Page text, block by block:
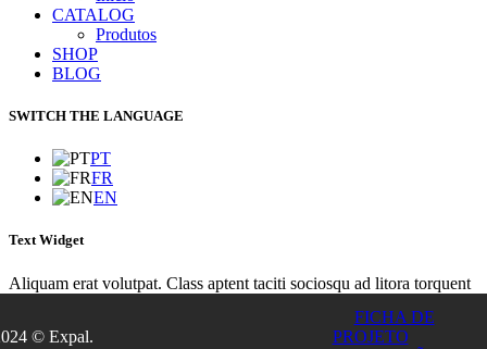
© Expal.
FICHA DE
PROJETO
CATALOG
Produtos
SHOP
BLOG
SWITCH THE LANGUAGE
PT
FR
EN
Text Widget
Aliquam erat volutpat. Class aptent taciti sociosqu ad litora torquent
turpis. Nunc euismod lacus sit amet purus euismod placerat? Integer
gravida imperdiet tincidunt. Vivamus convallis dolor ultricies tellus